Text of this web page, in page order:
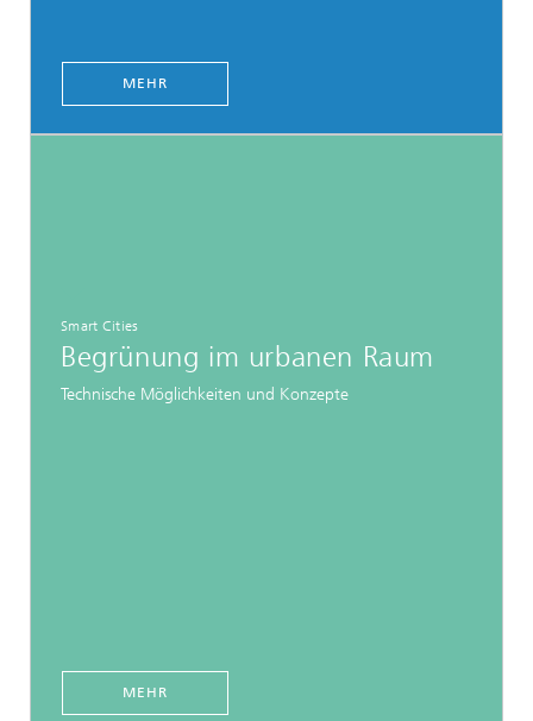
MEHR
Smart Cities
Begrünung im urbanen Raum
Technische Möglichkeiten und Konzepte
MEHR